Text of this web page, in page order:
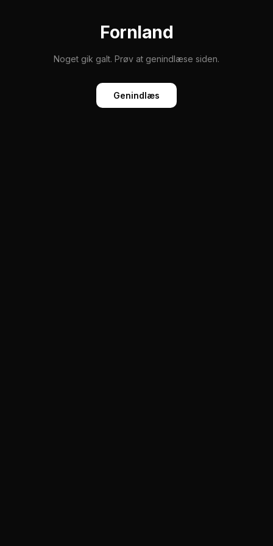
Fornland
Noget gik galt. Prøv at genindlæse siden.
Genindlæs